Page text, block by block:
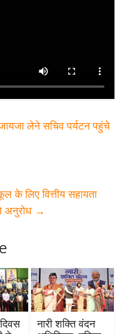
लेने सचिव पर्यटन पहुंचे
के लिए वित्तीय सहायता
अनुरोध →
नारी शक्ति वंदन